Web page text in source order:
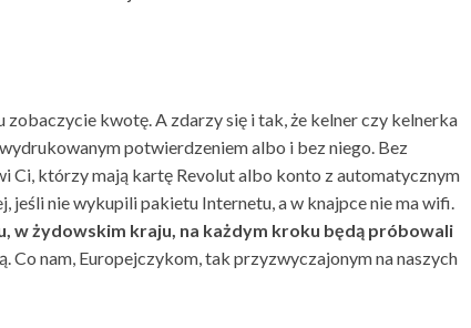
kwotę. A zdarzy się i tak, że kelner czy kelnerka
potwierdzeniem albo i bez niego. Bez
Ci, którzy mają kartę Revolut albo konto z automatycznym
nie wykupili pakietu Internetu, a w knajpce nie ma wifi.
w żydowskim kraju, na każdym kroku będą próbowali
Co nam, Europejczykom, tak przyzwyczajonym na naszych